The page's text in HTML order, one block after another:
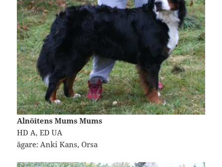
Alnöitens Mums Mums
HD A, ED UA
ägare: Anki Kans, Orsa